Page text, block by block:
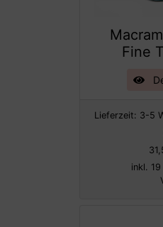
Fine
Lieferzeit: 3-5
inkl.